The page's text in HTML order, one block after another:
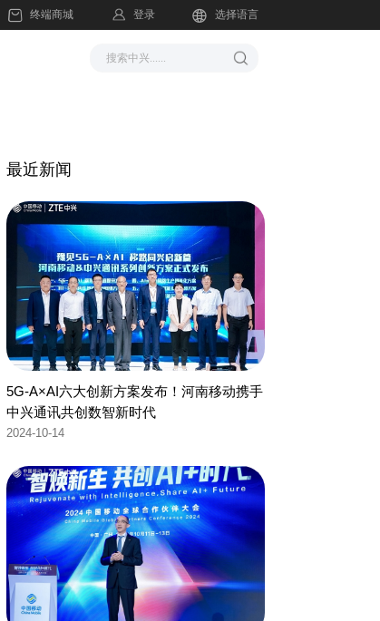
终端商城 登录 选择语言
最近新闻
5G-A×AI六大创新方案发布！河南移动携手
中兴通讯共创数智新时代
2024-10-14